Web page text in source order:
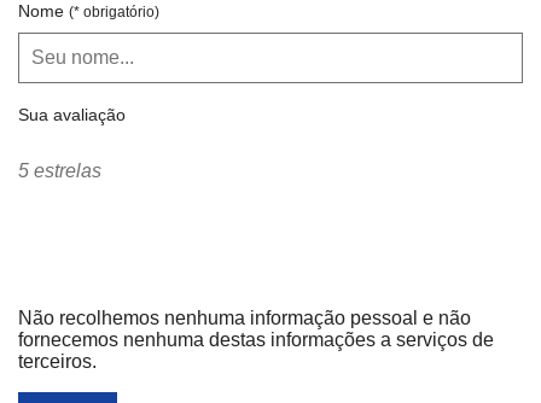
Nome (* obrigatório)
Sua avaliação
5 estrelas
Não recolhemos nenhuma informação pessoal e não
fornecemos nenhuma destas informações a serviços de
terceiros.